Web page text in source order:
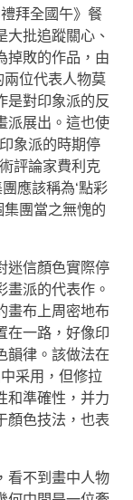
拜全國午》餐
批追蹤關心、
掉敗的作品，由
兩位代表人物莫
是對印象派的反
派展出。這也使
象派的時期停
評論家費利克
應該稱為‘點彩
集團當之無愧的
迷信顏色實際停
派的代表作。
畫布上周密地布
在一路，好像印
韻律。該做法在
采用，但修拉
和準確性，并力
顏色技法，也表
看不到畫中人物